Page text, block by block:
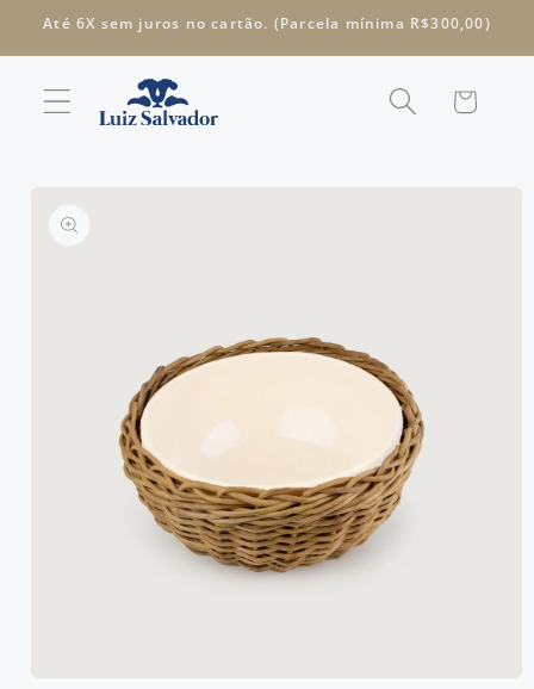
para o
conteúdo
Até 6X sem juros no cartão. (Parcela mínima R$300,00)
Carrinho
informações